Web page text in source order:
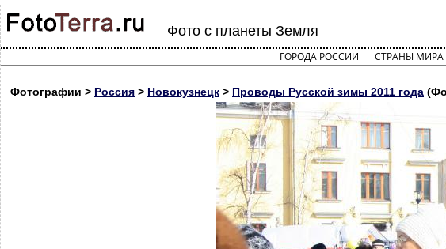
Фото с планеты Земля
ГОРОДА РОССИИ СТРАНЫ МИРА
Фотографии > Россия > Новокузнецк > Проводы Русской зимы 2011 года